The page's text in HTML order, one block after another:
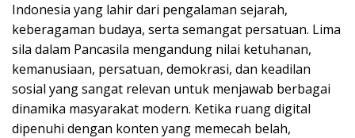
Indonesia yang lahir dari pengalaman sejarah,
keberagaman budaya, serta semangat persatuan. Lima
sila dalam Pancasila mengandung nilai ketuhanan,
kemanusiaan, persatuan, demokrasi, dan keadilan
sosial yang sangat relevan untuk menjawab berbagai
dinamika masyarakat modern. Ketika ruang digital
dipenuhi dengan konten yang memecah belah,